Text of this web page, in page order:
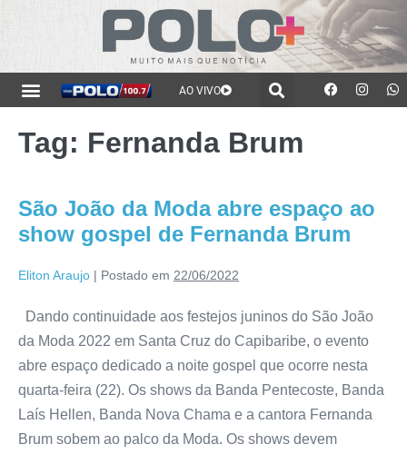
AO VIVO
Tag: Fernanda Brum
São João da Moda abre espaço ao
show gospel de Fernanda Brum
Eliton Araujo | Postado em 22/06/2022
Dando continuidade aos festejos juninos do São João
da Moda 2022 em Santa Cruz do Capibaribe, o evento
abre espaço dedicado a noite gospel que ocorre nesta
quarta-feira (22). Os shows da Banda Pentecoste, Banda
Laís Hellen, Banda Nova Chama e a cantora Fernanda
Brum sobem ao palco da Moda. Os shows devem